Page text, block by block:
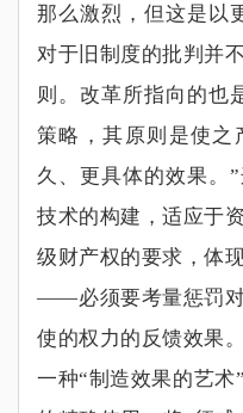
那么激烈，但这是以
对于旧制度的批判并
则。改革所指向的也
策略，其原则是使之
久、更具体的效果。 ”
技术的构建，适应于
级财产权的要求，体
——必须要考量惩罚
使的权力的反馈效果
一种“制造效果的艺术